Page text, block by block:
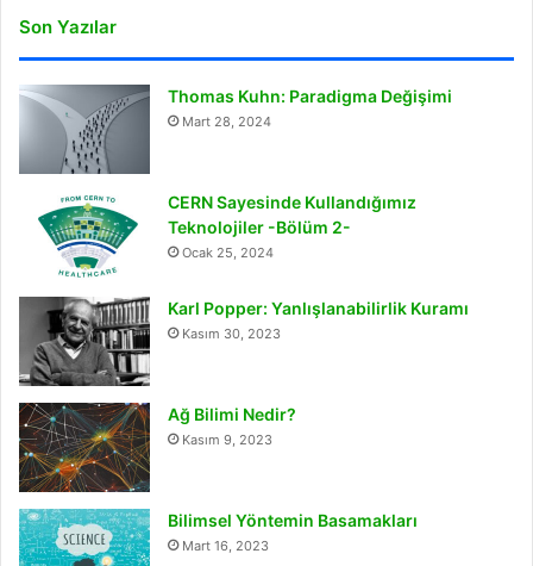
Son Yazılar
Thomas Kuhn: Paradigma Değişimi
Mart 28, 2024
CERN Sayesinde Kullandığımız
Teknolojiler -Bölüm 2-
Ocak 25, 2024
Karl Popper: Yanlışlanabilirlik Kuramı
Kasım 30, 2023
Ağ Bilimi Nedir?
Kasım 9, 2023
Bilimsel Yöntemin Basamakları
Mart 16, 2023